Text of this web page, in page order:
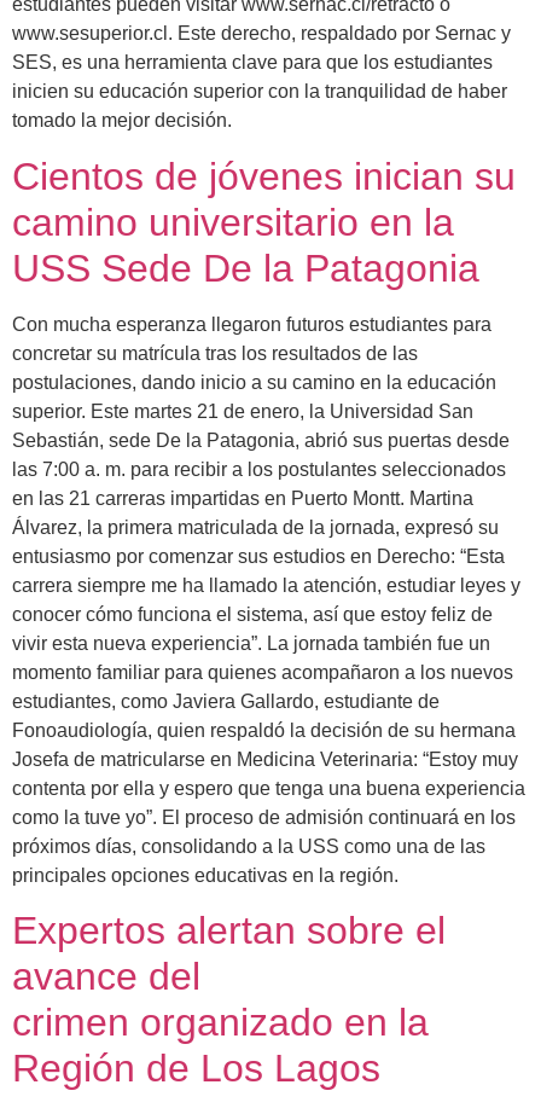
estudiantes pueden visitar www.sernac.cl/retracto o
www.sesuperior.cl. Este derecho, respaldado por Sernac y
SES, es una herramienta clave para que los estudiantes
inicien su educación superior con la tranquilidad de haber
tomado la mejor decisión.
Cientos de jóvenes inician su
camino universitario en la
USS Sede De la Patagonia
Con mucha esperanza llegaron futuros estudiantes para
concretar su matrícula tras los resultados de las
postulaciones, dando inicio a su camino en la educación
superior. Este martes 21 de enero, la Universidad San
Sebastián, sede De la Patagonia, abrió sus puertas desde
las 7:00 a. m. para recibir a los postulantes seleccionados
en las 21 carreras impartidas en Puerto Montt. Martina
Álvarez, la primera matriculada de la jornada, expresó su
entusiasmo por comenzar sus estudios en Derecho: “Esta
carrera siempre me ha llamado la atención, estudiar leyes y
conocer cómo funciona el sistema, así que estoy feliz de
vivir esta nueva experiencia”. La jornada también fue un
momento familiar para quienes acompañaron a los nuevos
estudiantes, como Javiera Gallardo, estudiante de
Fonoaudiología, quien respaldó la decisión de su hermana
Josefa de matricularse en Medicina Veterinaria: “Estoy muy
contenta por ella y espero que tenga una buena experiencia
como la tuve yo”. El proceso de admisión continuará en los
próximos días, consolidando a la USS como una de las
principales opciones educativas en la región.
Expertos alertan sobre el
avance del
crimen organizado en la
Región de Los Lagos